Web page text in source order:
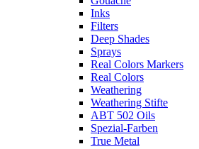
Inks
Filters
Deep Shades
Sprays
Real Colors Markers
Real Colors
Weathering
Weathering Stifte
ABT 502 Oils
Spezial-Farben
True Metal